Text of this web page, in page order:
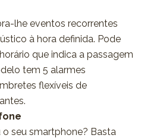
lhe eventos recorrentes
à hora definida. Pode
que indica a passagem
tem 5 alarmes
flexíveis de
seu smartphone? Basta